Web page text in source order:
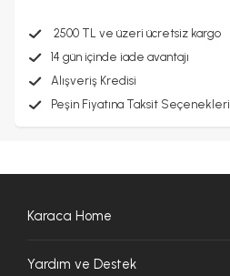
2500 TL ve üzeri ücretsiz kargo
14 gün içinde iade avantajı
Alışveriş Kredisi
Peşin Fiyatına Taksit Seçenekleri
Karaca Home
Yardım ve Destek